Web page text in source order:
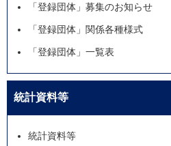
「登録団体」募集のお知らせ
「登録団体」関係各種様式
「登録団体」一覧表
統計資料等
統計資料等